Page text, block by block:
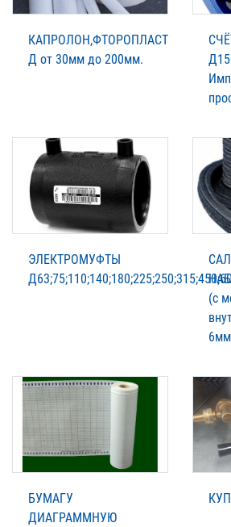
КАПРОЛОН,ФТОРОПЛАСТ
Д от 30мм до 200мм.
ЭЛЕКТРОМУФТЫ
(с
БУМАГУ
ДИАГРАММНУЮ